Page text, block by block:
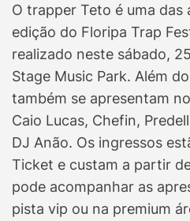
O trapper Teto é uma das
edição do Floripa Trap
realizado neste sábado,
Stage Music Park. Além
também se apresentam
Caio Lucas, Chefin,
DJ Anão. Os ingressos
Ticket e custam a partir
pode acompanhar as
pista vip ou na premium